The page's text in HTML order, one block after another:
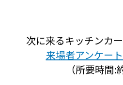
次に来るキッチンカ
来場者アンケー
（所要時間: